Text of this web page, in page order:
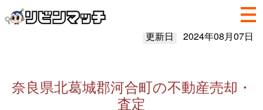
更新日 2024年08月07日
奈良県北葛城郡河合町の不動産売却・
査定